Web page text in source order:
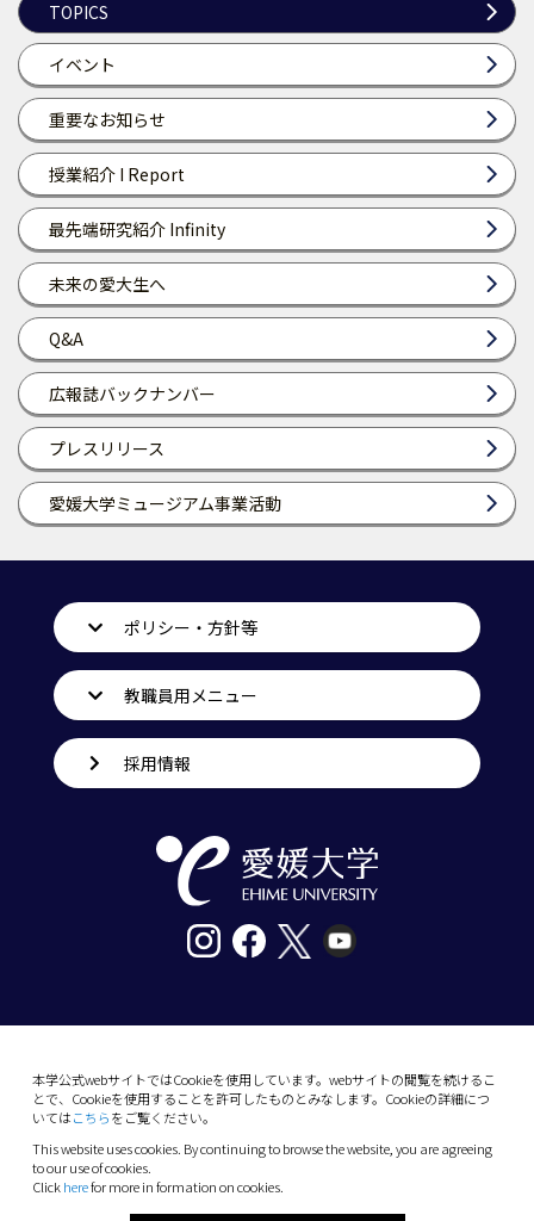
TOPICS
イベント
重要なお知らせ
授業紹介 I Report
最先端研究紹介 Infinity
未来の愛大生へ
Q&A
広報誌バックナンバー
プレスリリース
愛媛大学ミュージアム事業活動
本学公式webサイトではCookieを使用しています。webサイトの閲覧を続けるこ
とで、Cookieを使用することを許可したものとみなします。Cookieの詳細につ
いてはこちらをご覧ください。
This website uses cookies. By continuing to browse the website, you are agreeing
to our use of cookies.
Clickherefor more in formation on cookies.
ポリシー・方針等
教職員用メニュー
採用情報
10-13 Dogo-Himata, Matsuyama, Ehime 790-
Phone: +81 89-927-9000